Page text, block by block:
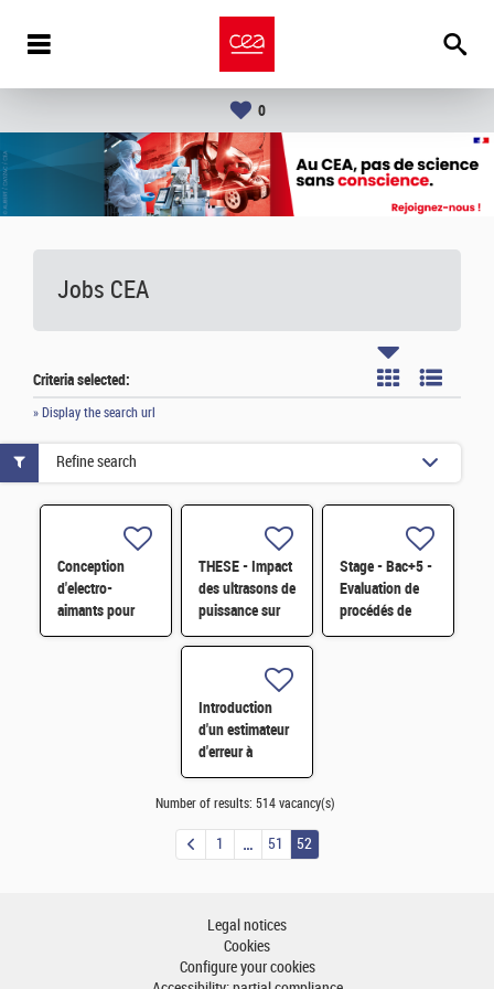
0
Jobs CEA
Criteria selected:
» Display the search url
Conception
d'electro-
aimants pour
expériences
THESE - Impact
des ultrasons de
puissance sur
les propriétés
suspensions
complexes H/F
Stage - Bac+5 -
Evaluation de
procédés de
broyage - H/F
Introduction
d'un estimateur
d'erreur à
posteriori dans
le pilotage de
mouvements de
maillage H/F
Refine search
Number of results: 514 vacancy(s)
1 51 52
Legal notices
Cookies
Configure your cookies